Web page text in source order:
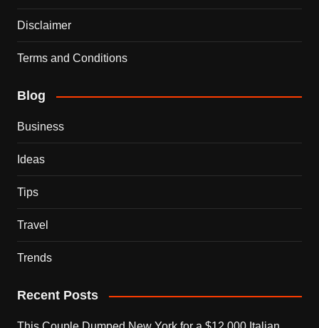
Disclaimer
Terms and Conditions
Blog
Business
Ideas
Tips
Travel
Trends
Recent Posts